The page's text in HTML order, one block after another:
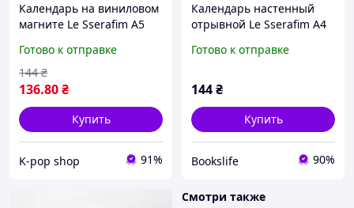
Календарь на виниловом
магните Le Sserafim А5
Готово к отправке
136.80₴
144 ₴
Купить
K-pop shop 91%
Календарь настенный
отрывной Le Sserafim А4
Готово к отправке
144₴
Купить
Bookslife 90%
Смотри также